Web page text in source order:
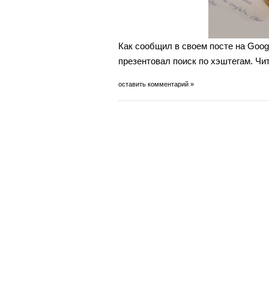
Как сообщил в своем посте на
презентовал поиск по хэштегам.
оставить комментарий »